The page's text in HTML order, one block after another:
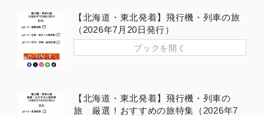
【北海道・東北発着】飛行機・列車の旅
（2026年7月20日発行）
ブックを開く
【北海道・東北発着】飛行機・列車の
旅 厳選！おすすめの旅特集（2026年7